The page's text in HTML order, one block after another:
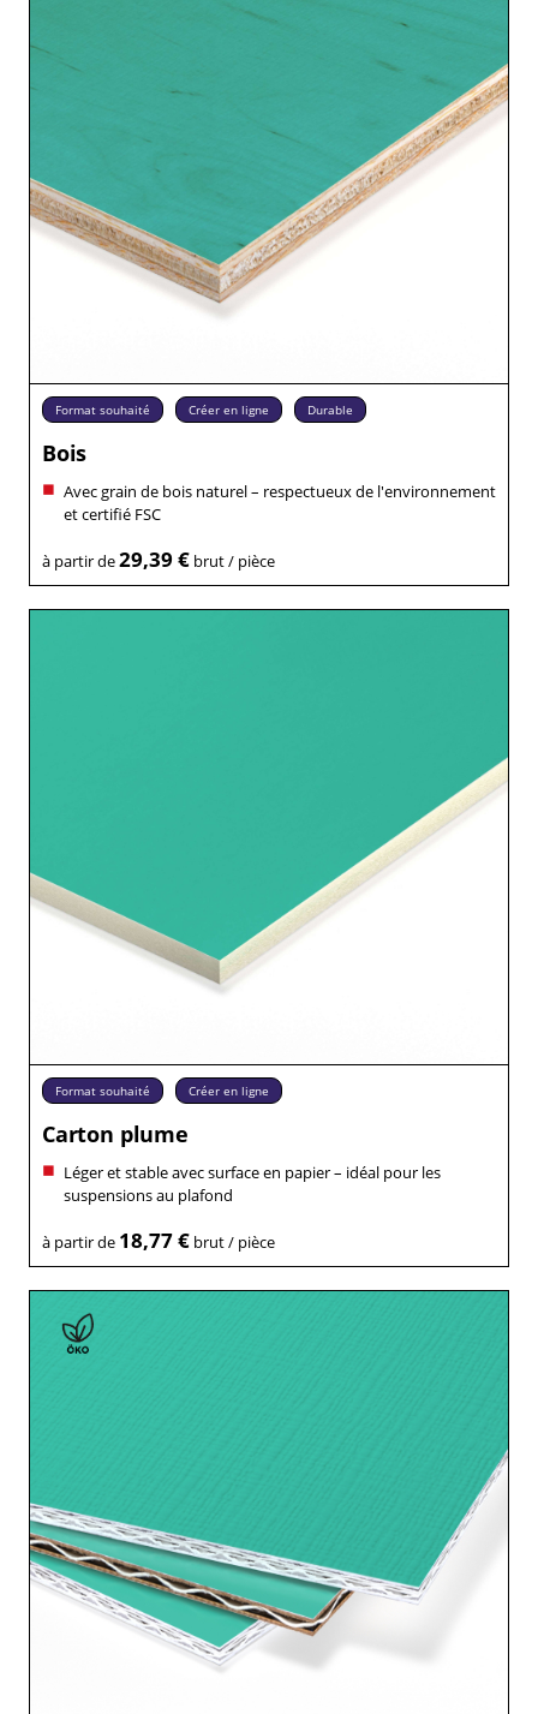
Format souhaité Créer en ligne Durable
Bois
Avec grain de bois naturel – respectueux de l'environnement
et certifié FSC
à partir de29,39 €brut / pièce
Format souhaité Créer en ligne
Carton plume
Léger et stable avec surface en papier – idéal pour les
suspensions au plafond
à partir de 18,77 €brut / pièce